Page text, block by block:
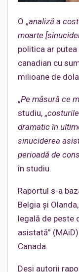
O „analiză a
moarte
politica ar
canadian cu
milioane de
„Pe măsură ce
studiu, „
dramatic în
sinuciderea
perioadă de
în studiu.
Raportul s-a
Belgia și
legală de peste
asistată”
Canada.
Deși autorii